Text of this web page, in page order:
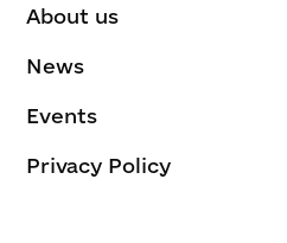
About us
News
Events
Privacy Policy